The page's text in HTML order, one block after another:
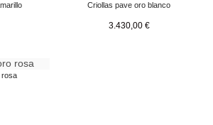
Criollas pave oro blanco
3.430,00 €
rosa